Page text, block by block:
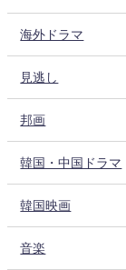
海外ドラマ
見逃し
邦画
韓国・中国ドラマ
韓国映画
音楽